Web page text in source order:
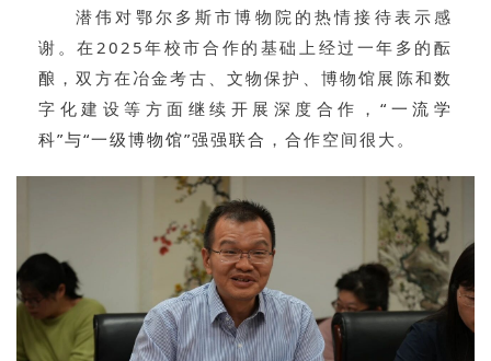
潜伟对鄂尔多斯市博物院的热情接待表示感
谢。在2025年校市合作的基础上经过一年多的酝
酿，双方在 冶金考古 、 文物保护 、 博物馆展陈和数
字化建设等方面继续开展深度合作，“一流学
科”与“一级博物馆”强强联合 ，合作空间很大。